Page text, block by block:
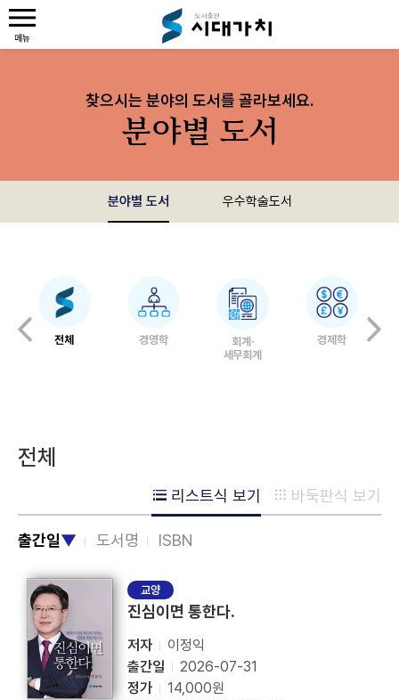
찾으시는 분야의 도서를 골라보세요.
분야별 도서
분야별 도서 우수학술도서
전체 경영학
회계·
세무회계
경제학
전체
리스트식 보기 바둑판식 보기
출간일▼ 도서명 ISBN
교양
진심이면 통한다.
저자
이정익
출간일
2026-07-31
정가
14,000원